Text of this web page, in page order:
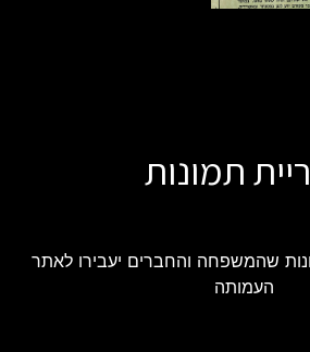
תמונות
שהמשפחה והחברים יעבירו לאתר
העמותה